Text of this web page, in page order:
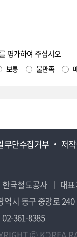
평가하여 주십시오.
보통 불만족
무단수집거부 저
한국철도공사 대
역시 동구 중앙로 240
02-361-8385
ⓒ KOREA